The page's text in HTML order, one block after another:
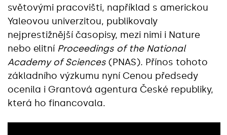
světovými pracovišti, například s americkou
Yaleovou univerzitou, publikovaly
nejprestižnější časopisy, mezi nimi i Nature
nebo elitní Proceedings of the National
Academy of Sciences (PNAS). Přínos tohoto
základního výzkumu nyní Cenou předsedy
ocenila i Grantová agentura České republiky,
která ho financovala.